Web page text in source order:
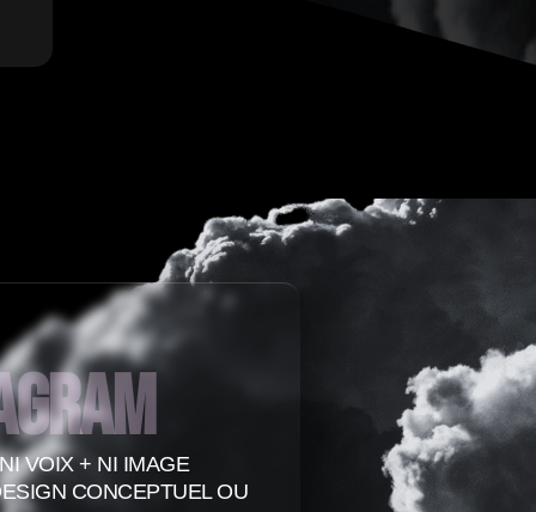
VOIX + NI IMAGE
CONCEPTUEL OU